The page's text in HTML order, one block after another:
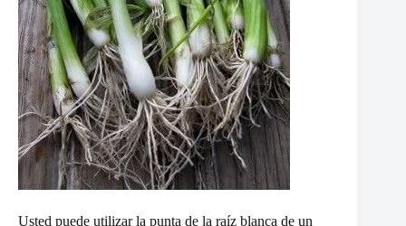
Usted puede utilizar la punta de la raíz blanca de un